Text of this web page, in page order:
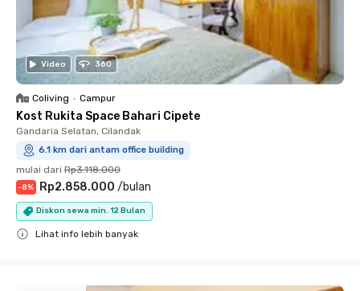
Video 360
Coliving • Campur
Kost Rukita Space Bahari Cipete
Gandaria Selatan, Cilandak
6.1 km dari antam office building
mulai dari Rp3.118.000
-8% Rp2.858.000 /bulan
Diskon sewa min. 12 Bulan
Lihat info lebih banyak